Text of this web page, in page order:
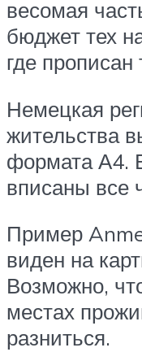
весомая
бюджет тех
где прописан
Немецкая
жительства
формата А4.
вписаны все
Пример
виден на
Возможно,
местах
разниться.